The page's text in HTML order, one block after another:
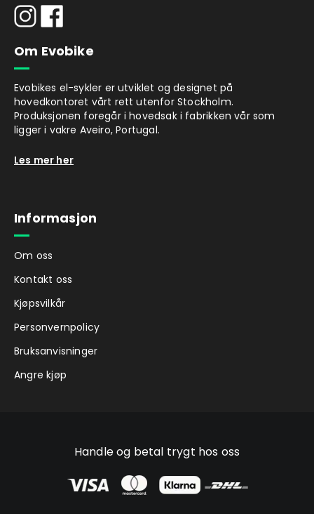
Om Evobike
Evobikes el-sykler er utviklet og designet på
hovedkontoret vårt rett utenfor Stockholm.
Produksjonen foregår i hovedsak i fabrikken vår som
ligger i vakre Aveiro, Portugal.
Les mer her
Informasjon
Om oss
Kontakt oss
Kjøpsvilkår
Personvernpolicy
Bruksanvisninger
Angre kjøp
Handle og betal trygt hos oss